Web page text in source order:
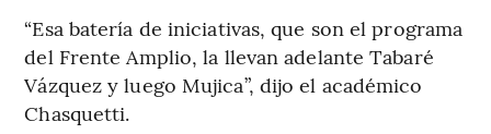
“Esa batería de iniciativas, que son el programa
del Frente Amplio, la llevan adelante Tabaré
Vázquez y luego Mujica”, dijo el académico
Chasquetti.